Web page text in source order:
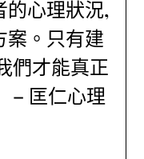
的心理狀況,
案。只有建
們才能真正
– 匡仁心理